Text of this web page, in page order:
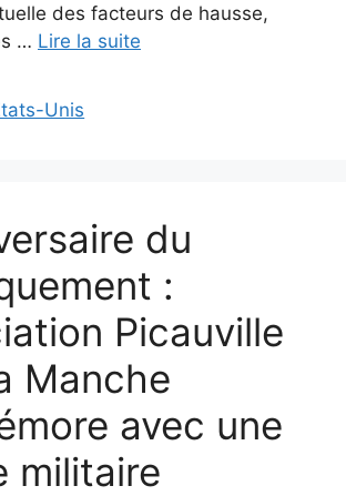
des facteurs de hausse,
… Lire la suite
Unis
du
:
Picauville
Manche
avec une
militaire